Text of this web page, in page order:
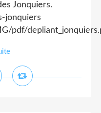
Jonquiers.
jonquiers
pdf/